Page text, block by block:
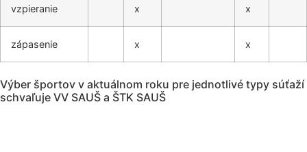
vzpieranie x x
zápasenie x x
Výber športov v aktuálnom roku pre jednotlivé typy súťaží
schvaľuje VV SAUŠ a ŠTK SAUŠ